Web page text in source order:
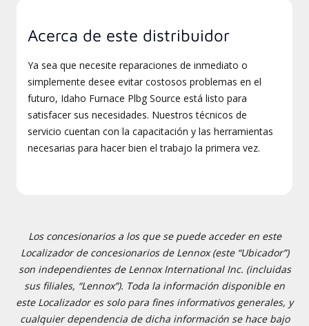
Acerca de este distribuidor
Ya sea que necesite reparaciones de inmediato o
simplemente desee evitar costosos problemas en el
futuro, Idaho Furnace Plbg Source está listo para
satisfacer sus necesidades. Nuestros técnicos de
servicio cuentan con la capacitación y las herramientas
necesarias para hacer bien el trabajo la primera vez.
Los concesionarios a los que se puede acceder en este
Localizador de concesionarios de Lennox (este “Ubicador”)
son independientes de Lennox International Inc. (incluidas
sus filiales, “Lennox”). Toda la información disponible en
este Localizador es solo para fines informativos generales, y
cualquier dependencia de dicha información se hace bajo